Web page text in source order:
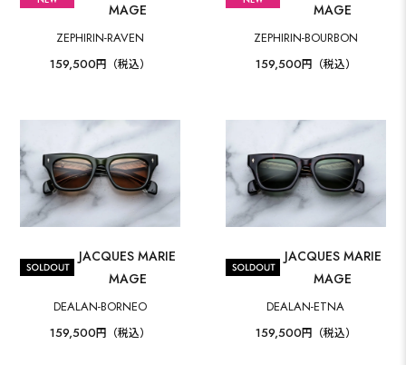
MAGE
ZEPHIRIN-RAVEN
159,500円（税込）
MAGE
ZEPHIRIN-BOURBON
159,500円（税込）
JACQUES MARIE
MAGE
DEALAN-BORNEO
159,500円（税込）
JACQUES MARIE
MAGE
DEALAN-ETNA
159,500円（税込）